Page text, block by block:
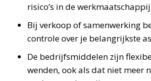
risico’s in de
Bij verkoop of samenwerking
controle over je belangrijkste
De bedrijfsmiddelen zijn
wenden, ook als dat niet meer